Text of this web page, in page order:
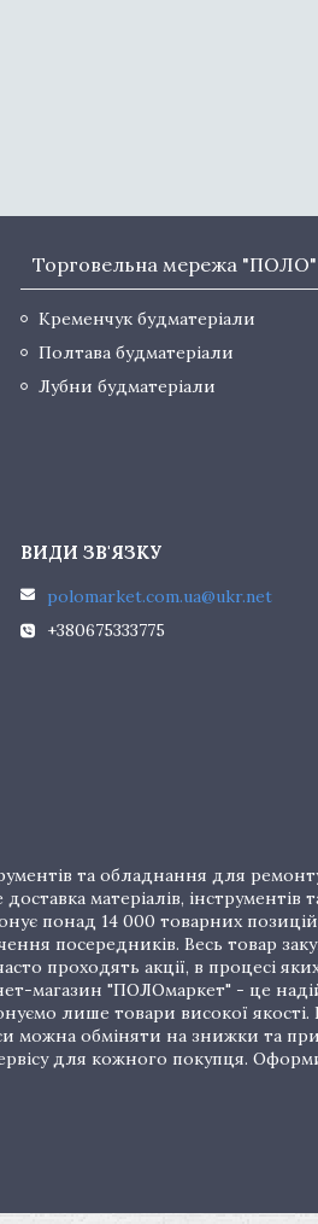
Торговельна мережа "ПОЛО"
Кременчук будматеріали
Полтава будматеріали
Лубни будматеріали
polomarket.com.ua@ukr.net
+380675333775
та обладнання для
матеріалів,
понад 14 000 товарних
посередників. Весь товар
проходять акції, в процесі
магазин "ПОЛОмаркет" - це
лише товари високої якості.
можна обміняти на знижки та
для кожного покупця.